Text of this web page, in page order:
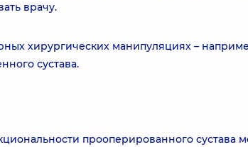
врачу.
хирургических манипуляциях –
сустава.
прооперированного сустава